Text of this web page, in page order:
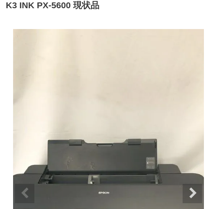
K3 INK PX-5600 現状品